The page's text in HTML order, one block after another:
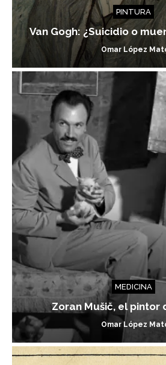
PINTURA
Van Gogh: ¿Suicidio o
Omar López
MEDICINA
Zoran Mušič, el pintor
Omar López